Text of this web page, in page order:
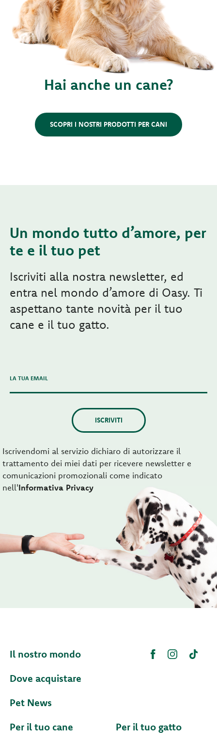
Hai anche un cane?
SCOPRI I NOSTRI PRODOTTI PER CANI
Un mondo tutto d’amore, per
te e il tuo pet
Iscriviti alla nostra newsletter, ed
entra nel mondo d’amore di Oasy. Ti
aspettano tante novità per il tuo
cane e il tuo gatto.
LA TUA EMAIL
ISCRIVITI
Iscrivendomi al servizio dichiaro di autorizzare il
trattamento dei miei dati per ricevere newsletter e
comunicazioni promozionali come indicato
nell'Informativa Privacy
Il nostro mondo
Dove acquistare
Pet News
Per il tuo cane
Per il tuo gatto